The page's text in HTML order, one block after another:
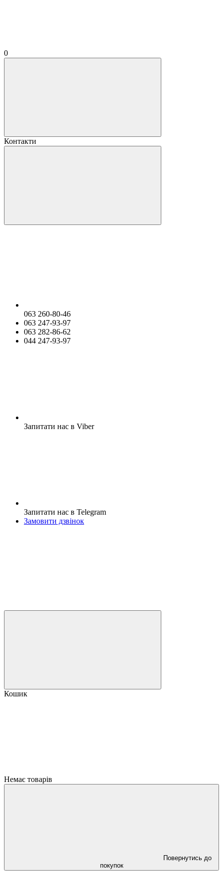
0
Контакти
063 260-80-46
063 247-93-97
063 282-86-62
044 247-93-97
Запитати нас в Viber
Запитати нас в Telegram
Замовити дзвінок
Кошик
Немає товарів
Повернутись до
покупок